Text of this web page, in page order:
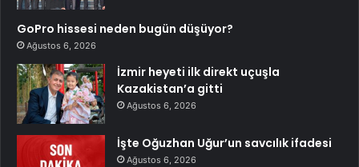
GoPro hissesi neden bugün düşüyor?
Ağustos 6, 2026
İzmir heyeti ilk direkt uçuşla
Kazakistan’a gitti
Ağustos 6, 2026
İşte Oğuzhan Uğur’un savcılık ifadesi
Ağustos 6, 2026